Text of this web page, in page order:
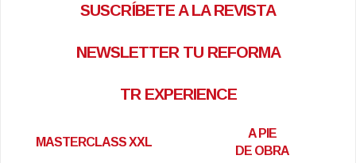
SUSCRÍBETE A LA REVISTA
NEWSLETTER TU REFORMA
TR EXPERIENCE
MASTERCLASS XXL
A PIE
DE OBRA